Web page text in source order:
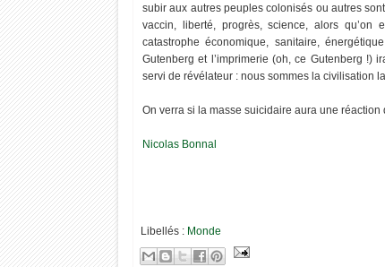
subir aux autres peuples colonisés ou autres
vaccin, liberté, progrès, science, alors qu’on
catastrophe économique, sanitaire,
Gutenberg et l’imprimerie (oh, ce Gutenberg !)
servi de révélateur : nous sommes la civilisation
On verra si la masse suicidaire aura une réaction
Nicolas Bonnal
Libellés : Monde